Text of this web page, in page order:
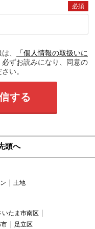
必須
、
「個人情報の取扱いに
ずお読みになり、同意の
い。
する
頭へ
土地
いたま市南区
足立区